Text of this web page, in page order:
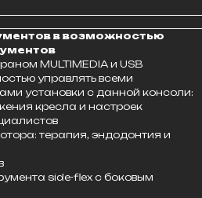
в возможностью
MULTIMEDIA и USB
управлять всеми
установки с данной консоли:
кресла и настроек
терапия, эндодонтия и
side-flex с боковым